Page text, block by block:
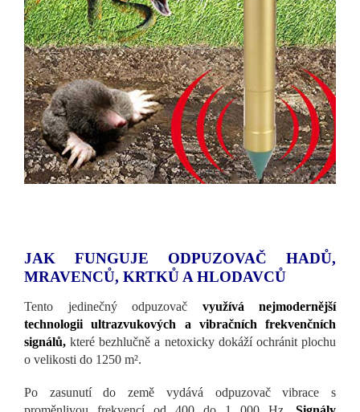
JAK FUNGUJE ODPUZOVAČ HADŮ,
MRAVENCŮ, KRTKŮ A HLODAVCŮ
Tento jedinečný odpuzovač využívá nejmodernější
technologii ultrazvukových a vibračních frekvenčních
signálů, které bezhlučně a netoxicky dokáží ochránit plochu
o velikosti do 1250 m².
Po zasunutí do země vydává odpuzovač vibrace s